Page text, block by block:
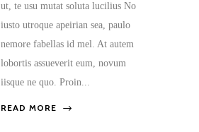
ut, te usu mutat soluta lucilius No
iusto utroque apeirian sea, paulo
nemore fabellas id mel. At autem
lobortis assueverit eum, novum
iisque ne quo. Proin...
READ MORE